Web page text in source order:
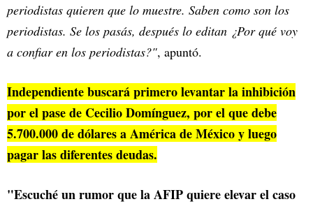
periodistas quieren que lo muestre. Saben como son los
periodistas. Se los pasás, después lo editan ¿Por qué voy
a confiar en los periodistas?", apuntó.
Independiente buscará primero levantar la inhibición
por el pase de Cecilio Domínguez, por el que debe
5.700.000 de dólares a América de México y luego
pagar las diferentes deudas.
"Escuché un rumor que la AFIP quiere elevar el caso